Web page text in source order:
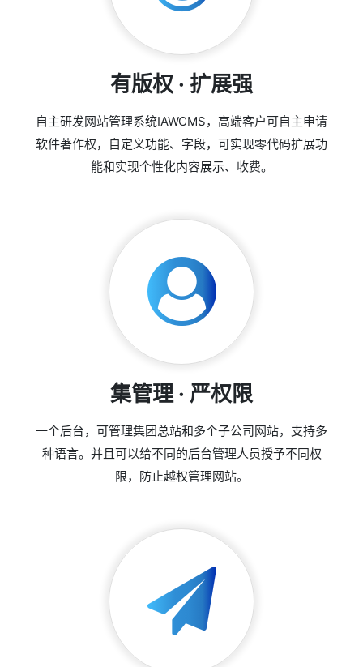
有版权 · 扩展强
自主研发网站管理系统IAWCMS，高端客户可自主申请
软件著作权，自定义功能、字段，可实现零代码扩展功
能和实现个性化内容展示、收费。
集管理 · 严权限
一个后台，可管理集团总站和多个子公司网站，支持多
种语言。并且可以给不同的后台管理人员授予不同权
限，防止越权管理网站。